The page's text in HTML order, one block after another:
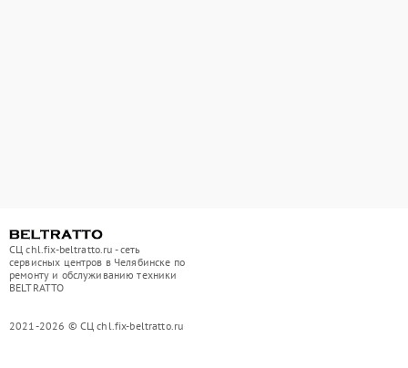
СЦ chl.fix-beltratto.ru - сеть
сервисных центров в Челябинске по
ремонту и обслуживанию техники
BELTRATTO
2021-2026 © СЦ chl.fix-beltratto.ru